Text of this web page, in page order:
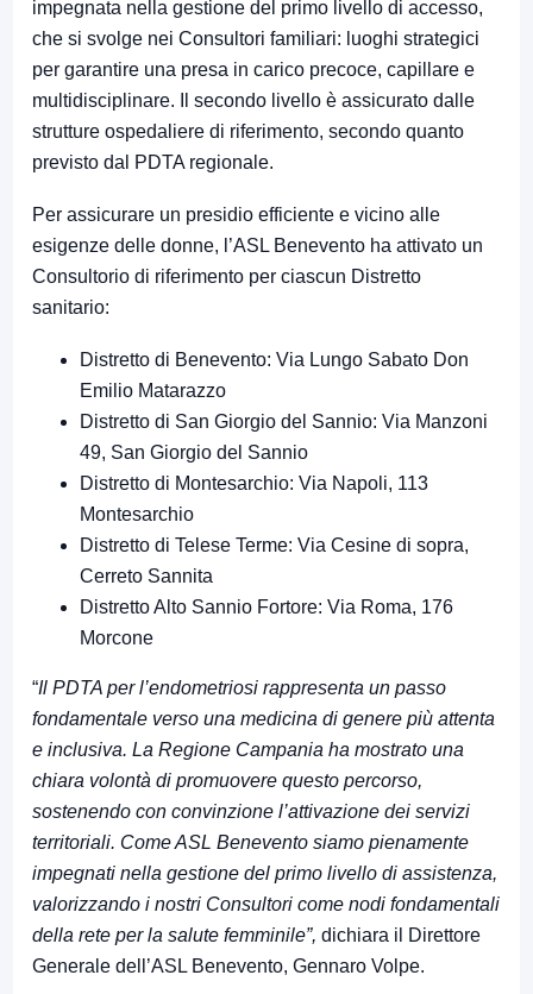
impegnata nella gestione del primo livello di accesso,
che si svolge nei Consultori familiari: luoghi strategici
per garantire una presa in carico precoce, capillare e
multidisciplinare. Il secondo livello è assicurato dalle
strutture ospedaliere di riferimento, secondo quanto
previsto dal PDTA regionale.
Per assicurare un presidio efficiente e vicino alle
esigenze delle donne, l’ASL Benevento ha attivato un
Consultorio di riferimento per ciascun Distretto
sanitario:
Distretto di Benevento: Via Lungo Sabato Don
Emilio Matarazzo
Distretto di San Giorgio del Sannio: Via Manzoni
49, San Giorgio del Sannio
Distretto di Montesarchio: Via Napoli, 113
Montesarchio
Distretto di Telese Terme: Via Cesine di sopra,
Cerreto Sannita
Distretto Alto Sannio Fortore: Via Roma, 176
Morcone
“Il PDTA per l’endometriosi rappresenta un passo
fondamentale verso una medicina di genere più attenta
e inclusiva. La Regione Campania ha mostrato una
chiara volontà di promuovere questo percorso,
sostenendo con convinzione l’attivazione dei servizi
territoriali. Come ASL Benevento siamo pienamente
impegnati nella gestione del primo livello di assistenza,
valorizzando i nostri Consultori come nodi fondamentali
della rete per la salute femminile”, dichiara il Direttore
Generale dell’ASL Benevento, Gennaro Volpe.